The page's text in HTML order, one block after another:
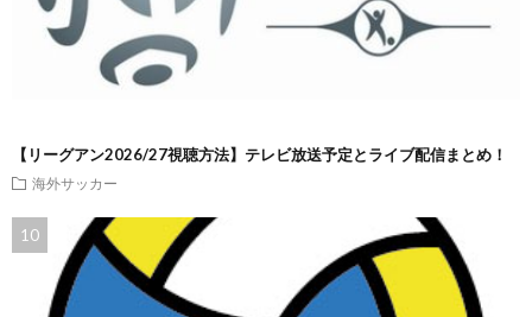
【リーグアン2026/27視聴方法】テレビ放送予定とライブ配信まとめ！
海外サッカー